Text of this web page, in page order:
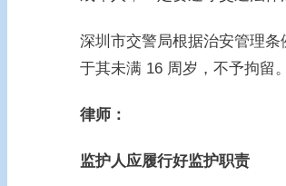
深圳市交警局根据治安管理
于其未满 16 周岁，不予拘留
律师：
监护人应履行好监护职责